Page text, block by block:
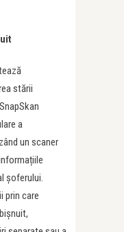
stării
a
un scaner
șoferului.
prin care